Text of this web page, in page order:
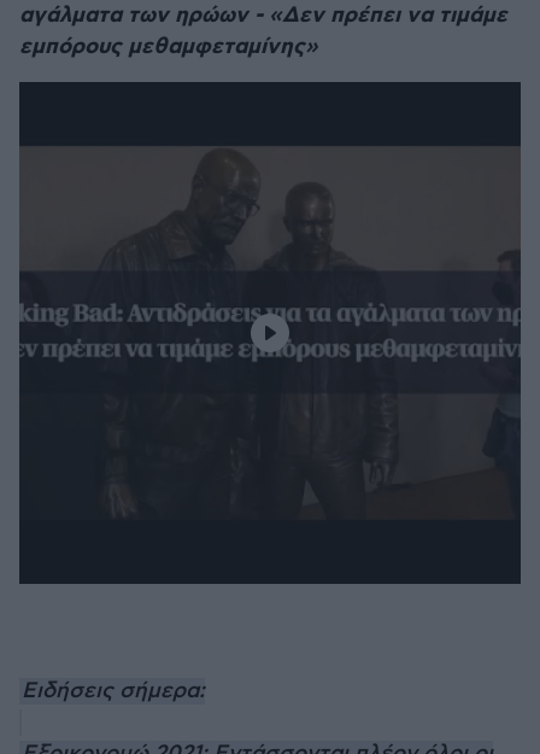
αγάλματα των ηρώων - «Δεν πρέπει να τιμάμε
εμπόρους μεθαμφεταμίνης»
Ειδήσεις σήμερα: